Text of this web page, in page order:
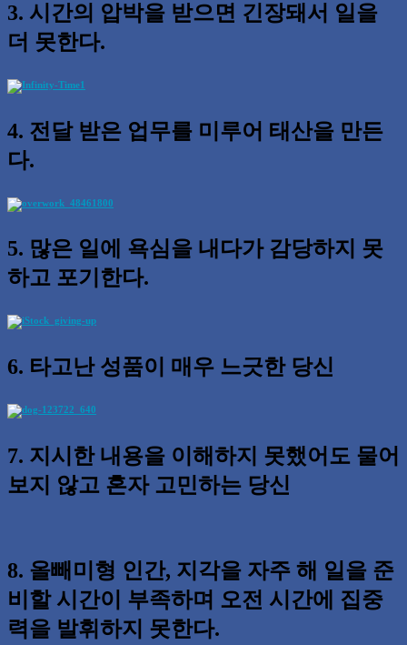
3. 시간의 압박을 받으면 긴장돼서 일을
더 못한다.
4. 전달 받은 업무를 미루어 태산을 만든
다.
5. 많은 일에 욕심을 내다가 감당하지 못
하고 포기한다.
6. 타고난 성품이 매우 느긋한 당신
7. 지시한 내용을 이해하지 못했어도 물어
보지 않고 혼자 고민하는 당신
8. 올빼미형 인간, 지각을 자주 해 일을 준
비할 시간이 부족하며 오전 시간에 집중
력을 발휘하지 못한다.